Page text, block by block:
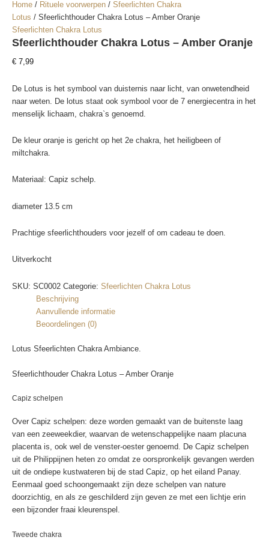
Home / Rituele voorwerpen / Sfeerlichten Chakra
Lotus / Sfeerlichthouder Chakra Lotus – Amber Oranje
Sfeerlichten Chakra Lotus
Sfeerlichthouder Chakra Lotus – Amber Oranje
€ 7,99
De Lotus is het symbool van duisternis naar licht, van onwetendheid
naar weten. De lotus staat ook symbool voor de 7 energiecentra in het
menselijk lichaam, chakra`s genoemd.
De kleur oranje is gericht op het 2e chakra, het heiligbeen of
miltchakra.
Materiaal: Capiz schelp.
diameter 13.5 cm
Prachtige sfeerlichthouders voor jezelf of om cadeau te doen.
Uitverkocht
SKU: SC0002 Categorie: Sfeerlichten Chakra Lotus
Beschrijving
Aanvullende informatie
Beoordelingen (0)
Lotus Sfeerlichten Chakra Ambiance.
Sfeerlichthouder Chakra Lotus – Amber Oranje
Capiz schelpen
Over Capiz schelpen: deze worden gemaakt van de buitenste laag
van een zeeweekdier, waarvan de wetenschappelijke naam placuna
placenta is, ook wel de venster-oester genoemd. De Capiz schelpen
uit de Philippijnen heten zo omdat ze oorspronkelijk gevangen werden
uit de ondiepe kustwateren bij de stad Capiz, op het eiland Panay.
Eenmaal goed schoongemaakt zijn deze schelpen van nature
doorzichtig, en als ze geschilderd zijn geven ze met een lichtje erin
een bijzonder fraai kleurenspel.
Tweede chakra